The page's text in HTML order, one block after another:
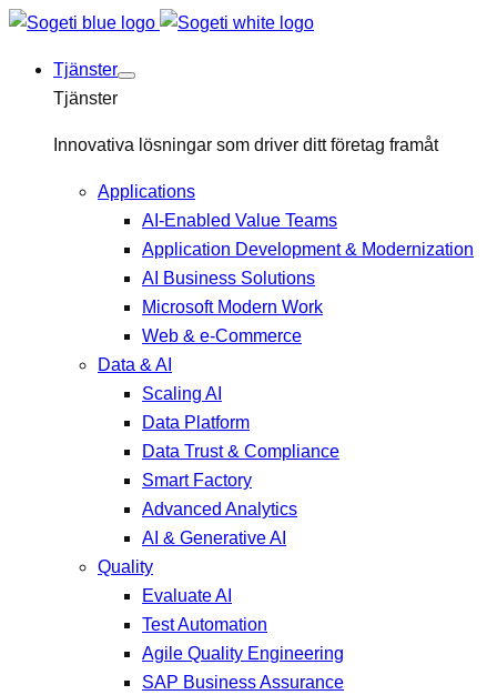
Tjänster
Tjänster
Innovativa lösningar som driver ditt företag framåt
Applications
AI-Enabled Value Teams
Application Development & Modernization
AI Business Solutions
Microsoft Modern Work
Web & e-Commerce
Data & AI
Scaling AI
Data Platform
Data Trust & Compliance
Smart Factory
Advanced Analytics
AI & Generative AI
Quality
Evaluate AI
Test Automation
Agile Quality Engineering
SAP Business Assurance